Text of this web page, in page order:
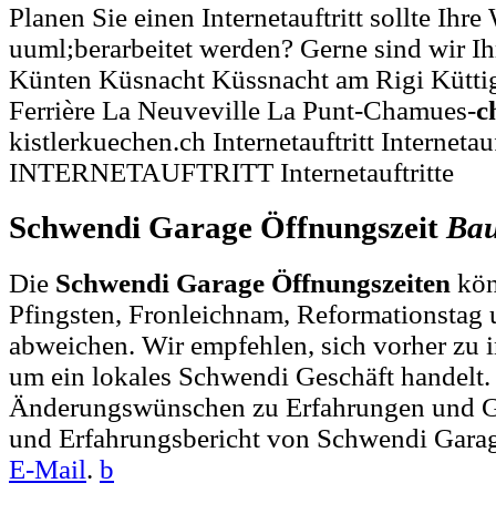
Planen Sie einen Internetauftritt sollte Ihre
uuml;berarbeitet werden? Gerne sind wir
Künten Küsnacht Küssnacht am Rigi
Ferrière La Neuveville La Punt-Chamues-
kistlerkuechen.ch Internetauftritt
INTERNETAUFTRITT Internetauftritte
Schwendi Garage Öffnungszeit
Die Schwendi Garage Öffnungszeiten
Pfingsten, Fronleichnam,
abweichen. Wir empfehlen, sich vorher zu
um ein lokales Schwendi Geschäft
Änderungswünschen zu Erfahrungen und
und Erfahrungsbericht von Schwendi
E-Mail. b